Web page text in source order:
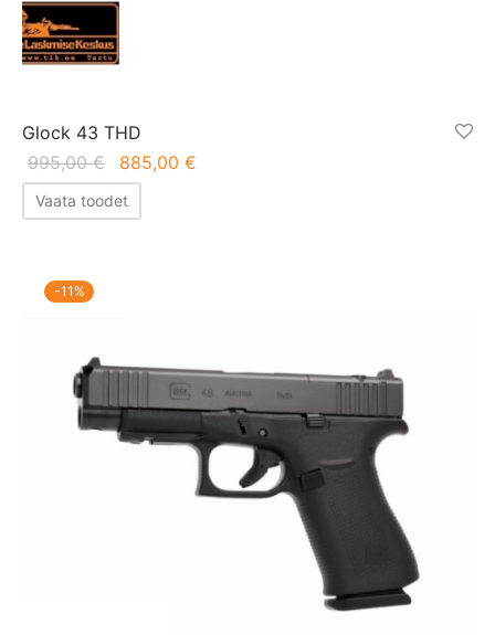
Glock 43 THD
995,00€
Algne
hind oli:
995,00 €.
885,00 €
Vaata toodet
-11 %